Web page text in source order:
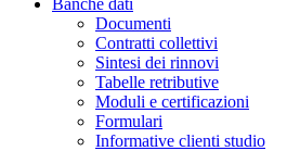
Banche dati
Documenti
Contratti collettivi
Sintesi dei rinnovi
Tabelle retributive
Moduli e certificazioni
Formulari
Informative clienti studio